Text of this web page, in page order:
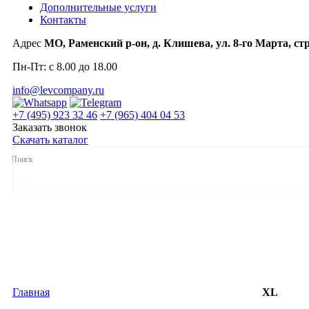
Дополнительные услуги
Контакты
Адрес МО, Раменский р-он, д. Клишева, ул. 8-го Марта,
Пн-Пт: с 8.00 до 18.00
info@levcompany.ru
+7 (495) 923 32 46 +7 (965) 404 04 53
Заказать звонок
Скачать каталог
Главная XL